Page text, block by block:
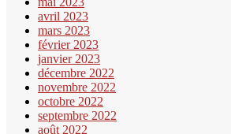
avril 2023
mars 2023
février 2023
janvier 2023
décembre 2022
novembre 2022
octobre 2022
septembre 2022
août 2022